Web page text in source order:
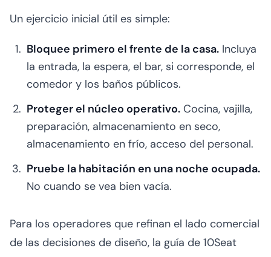
Un ejercicio inicial útil es simple:
Bloquee primero el frente de la casa. Incluya
la entrada, la espera, el bar, si corresponde, el
comedor y los baños públicos.
Proteger el núcleo operativo. Cocina, vajilla,
preparación, almacenamiento en seco,
almacenamiento en frío, acceso del personal.
Pruebe la habitación en una noche ocupada.
No cuando se vea bien vacía.
Para los operadores que refinan el lado comercial
de las decisiones de diseño, la guía de 10Seat